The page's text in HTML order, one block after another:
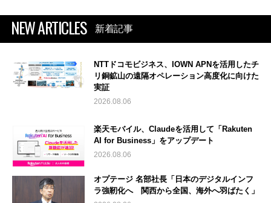
NEW ARTICLES 新着記事
NTTドコモビジネス、IOWN APNを活用したチ
リ銅鉱山の遠隔オペレーション高度化に向けた
実証
2026.08.06
楽天モバイル、Claudeを活用して「Rakuten
AI for Business」をアップデート
2026.08.06
オプテージ 名部社長「日本のデジタルインフ
ラ強靭化へ 関西から全国、海外へ羽ばたく」